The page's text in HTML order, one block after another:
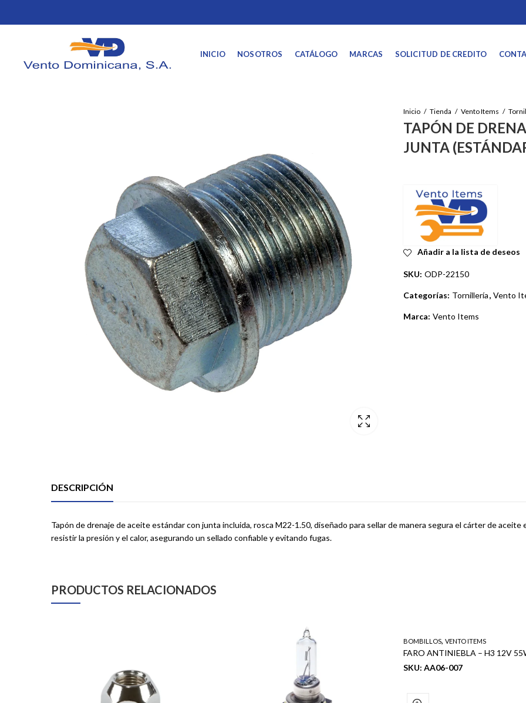
INICIO NOSOTROS CATÁLOGO MARCAS SOLICITUD DE CREDITO
Inicio Tienda Vento Items
TAPÓN DE
JUNTA
Añadir a la lista de deseos
SKU: ODP-22150
Categorías: Tornillería, Vento
Marca: Vento Items
DESCRIPCIÓN
Tapón de drenaje de aceite estándar con junta incluida, rosca M22-1.50, diseñado para sellar de manera segura el cárter de
resistir la presión y el calor, asegurando un sellado confiable y evitando fugas.
PRODUCTOS RELACIONADOS
BOMBILLOS, VENTO ITEMS
SKU: AA06-007